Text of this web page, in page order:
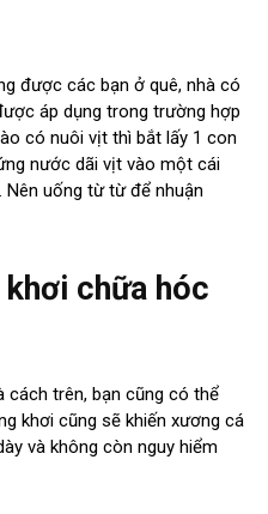
được các bạn ở quê, nhà có
áp dụng trong trường hợp
có nuôi vịt thì bắt lấy 1 con
nước dãi vịt vào một cái
uống từ từ để nhuận
chữa hóc
cách trên, bạn cũng có thể
khơi cũng sẽ khiến xương cá
và không còn nguy hiểm